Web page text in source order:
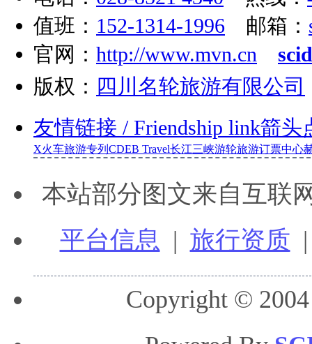
值班： 152-1314-1996 邮箱：
官网： http://www.mvn.cn
版权： 四川名轮旅游有限公司
友情链接 / Friendship link箭头
X火车旅游专列 CDEB Travel长江三峡游轮旅游订票中心
本站部分图文来自互联
平台信息 | 旅行资质
Copyright ©